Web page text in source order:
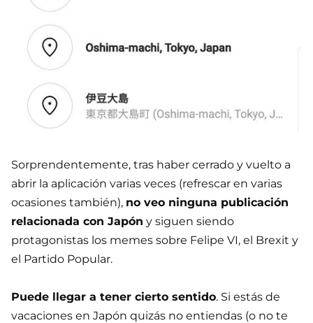
Sorprendentemente, tras haber cerrado y vuelto a
abrir la aplicación varias veces (refrescar en varias
ocasiones también), no veo ninguna publicación
relacionada con Japón y siguen siendo
protagonistas los memes sobre Felipe VI, el Brexit y
el Partido Popular.
Puede llegar a tener cierto sentido. Si estás de
vacaciones en Japón quizás no entiendas (o no te